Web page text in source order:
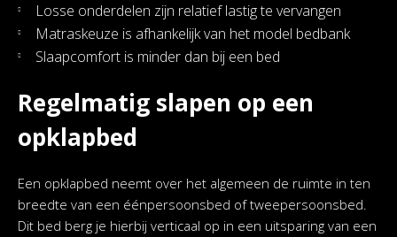
Losse onderdelen zijn relatief lastig te vervangen
Matraskeuze is afhankelijk van het model bedbank
Slaapcomfort is minder dan bij een bed
Regelmatig slapen op een
opklapbed
Een opklapbed neemt over het algemeen de ruimte in ten
breedte van een éénpersoonsbed of tweepersoonsbed.
Dit bed berg je hierbij verticaal op in een uitsparing van een